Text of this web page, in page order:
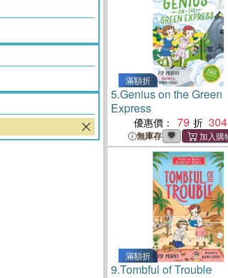
滿額折
5.Genius on the Green
Express
優惠價： 79 304
無庫存
滿額折
9.Tombful of Trouble